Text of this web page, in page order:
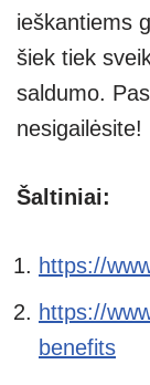
ieškantiems
šiek tiek
saldumo.
nesigailėsite!
Šaltiniai:
https://
https://
benefits